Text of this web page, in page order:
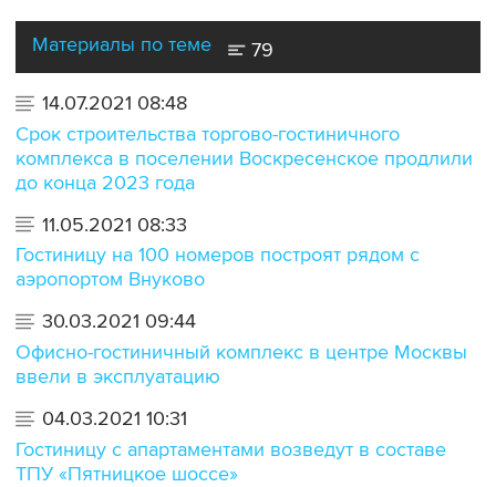
Материалы по теме 79
14.07.2021 08:48
Срок строительства торгово-гостиничного
комплекса в поселении Воскресенское продлили
до конца 2023 года
11.05.2021 08:33
Гостиницу на 100 номеров построят рядом с
аэропортом Внуково
30.03.2021 09:44
Офисно-гостиничный комплекс в центре Москвы
ввели в эксплуатацию
04.03.2021 10:31
Гостиницу с апартаментами возведут в составе
ТПУ «Пятницкое шоссе»